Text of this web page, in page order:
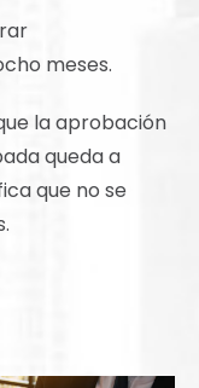
meses.
la aprobación
queda a
que no se